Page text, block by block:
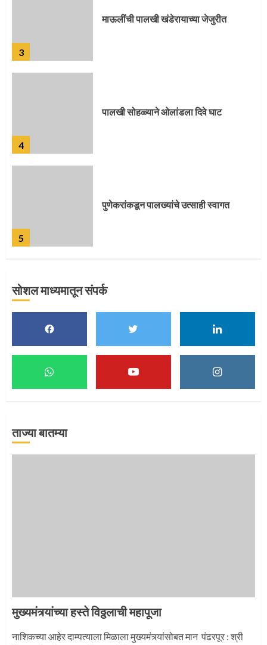
3
माऊलींची पालखी खंडेरायाच्या जेजुरीत
4
पालखी सोहळ्याने ओलांडला दिवे घाट
5
पुणेकरांकडून पालख्यांचे उत्साही स्वागत
मुख्यमंत्र्यांच्या हस्ते विठ्ठलाची महापूजा
माऊलींच्या पादुकांना नीरा स्नान
सोशल माध्यमातून संपर्क
ताज्या बातम्या
मुख्यमंत्र्यांच्या हस्ते विठ्ठलाची महापूजा
नाशिकच्या आहेर दाम्पत्याला मिळाला मुख्यमंत्र्यांसोबत मान पंढरपूर : श्री